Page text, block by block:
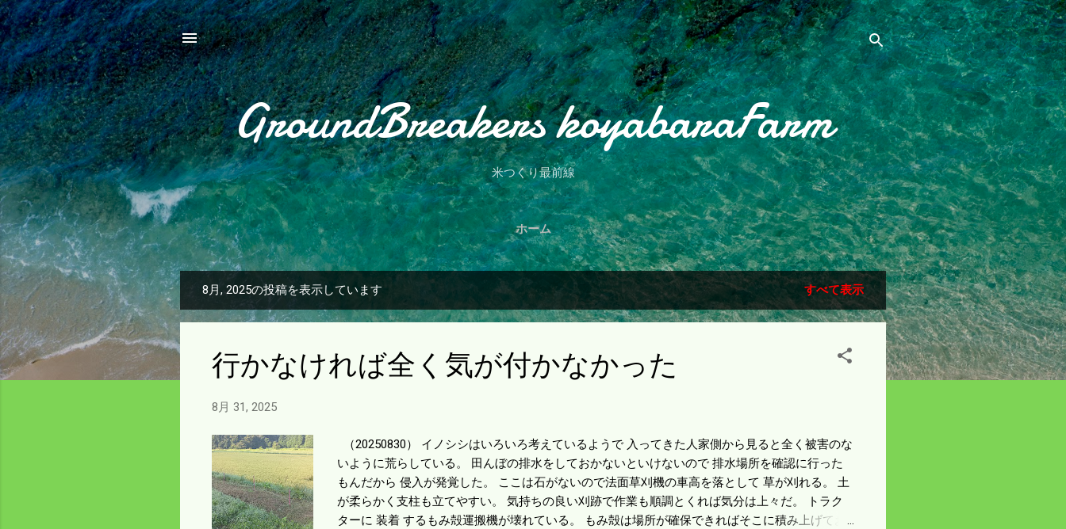
スキップしてメイン コンテンツに移動
GroundBreakers koyabaraFarm
米つくり最前線
ホーム
稿
8月, 2025の投稿を表示しています すべて表示
行かなければ全く気が付かなかった
8月 31, 2025
（20250830） イノシシはいろいろ考えているようで 入ってきた人家側から見ると全く被害のな
いように荒らしている。 田んぼの排水をしておかないといけないので 排水場所を確認に行った
もんだから 侵入が発覚した。 ここは石がないので法面草刈機の車高を落として 草が刈れる。 土
が柔らかく支柱も立てやすい。 気持ちの良い刈跡で作業も順調とくれば気分は上々だ。 トラク
ターに 装着 するもみ殻運搬機が壊れている。 もみ殻は場所が確保できればそこに積み上げてお